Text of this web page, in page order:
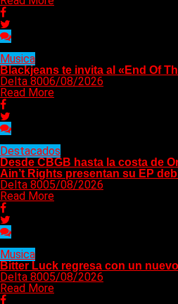
Musica
Blackjeans te invita al «End Of
Delta 8006/08/2026
Read More
Destacados
Desde CBGB hasta la costa de
Ain’t Rights presentan su EP
Delta 8005/08/2026
Read More
Musica
Bitter Luck regresa con un
Delta 8005/08/2026
Read More